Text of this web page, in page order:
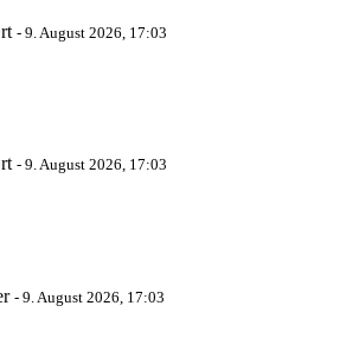
- 9. August 2026, 17:03
- 9. August 2026, 17:03
- 9. August 2026, 17:03